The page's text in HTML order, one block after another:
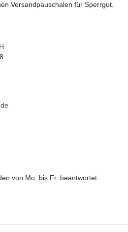
Versandpauschalen für Sperrgut.
von Mo. bis Fr. beantwortet.